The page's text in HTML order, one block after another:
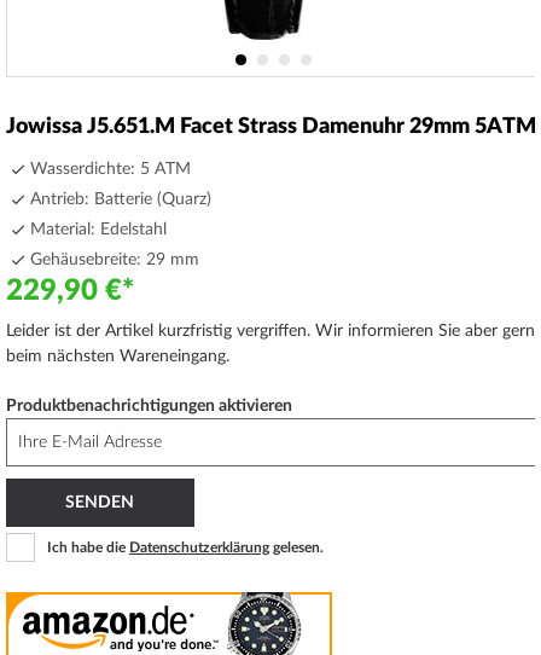
der
Bildergalerie
Jowissa J5.651.M Facet Strass Damenuhr 29mm 5ATM
Wasserdichte: 5 ATM
Antrieb: Batterie (Quarz)
Material: Edelstahl
Gehäusebreite: 29 mm
229,90 €
Leider ist der Artikel kurzfristig vergriffen. Wir informieren Sie aber
beim nächsten Wareneingang.
Produktbenachrichtigungen aktivieren
SENDEN
Ich habe die Datenschutzerklärung gelesen.